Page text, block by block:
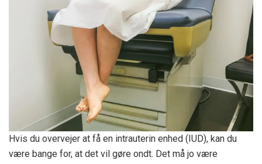
Hvis du overvejer at få en intrauterin enhed (IUD), kan du
være bange for, at det vil gøre ondt. Det må jo være